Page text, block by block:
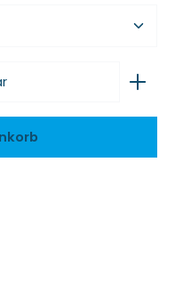
Wert